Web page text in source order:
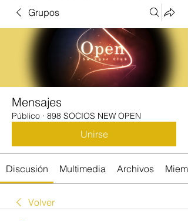
Grupos
Mensajes
Público · 898 SOCIOS NEW OPEN
Unirse
Discusión Multimedia Archivos
Volver